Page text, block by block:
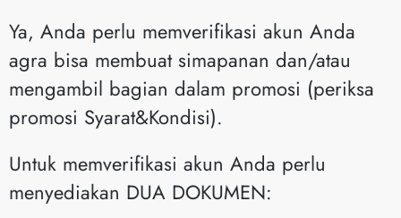
Ya, Anda perlu memverifikasi akun Anda
agra bisa membuat simapanan dan/atau
mengambil bagian dalam promosi (periksa
promosi Syarat&Kondisi).
Untuk memverifikasi akun Anda perlu
menyediakan DUA DOKUMEN: